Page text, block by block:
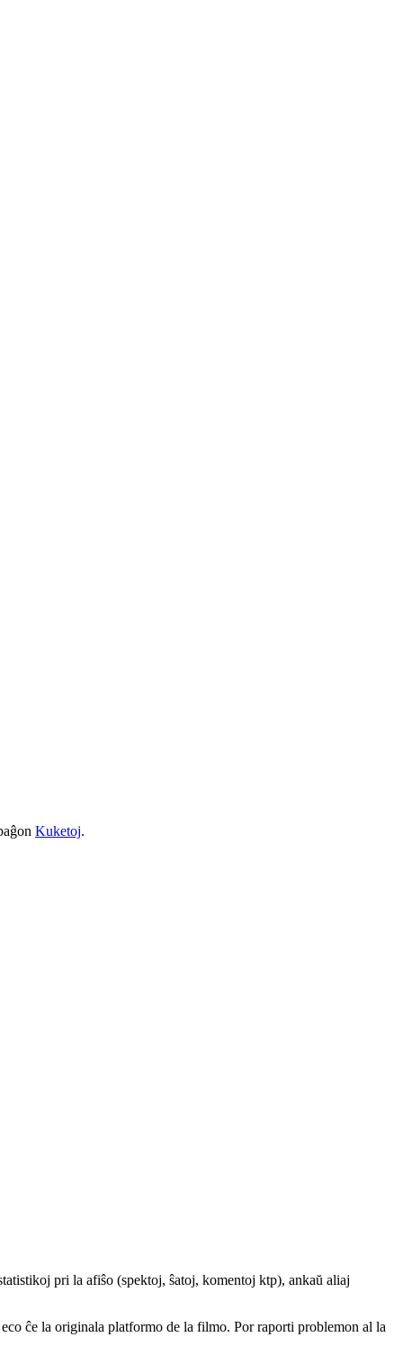
Kuketoj.
pri la afiŝo (spektoj, ŝatoj, komentoj ktp), ankaŭ aliaj
ĉe la originala platformo de la filmo. Por raporti problemon al la